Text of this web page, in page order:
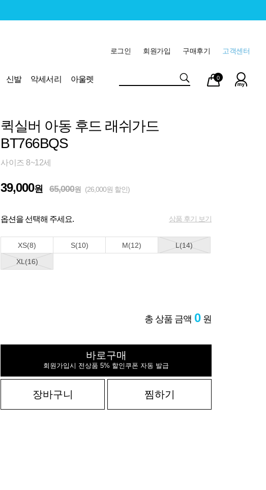
고객센터
구매후기
회원가입
로그인
신발 악세서리
아울렛
마이
페이
장바
구니
0
퀵실버 아동 후드 래쉬가드
BT766BQS
사이즈 8~12세
39,000원 65,000원 (26,000원 할인)
옵션을 선택해 주세요. 상품 후기 보기
XS(8) S(10) M(12)
L(14)
XL(16)
총 상품 금액 0 원
바로구매
회원가입시 전상품 5% 할인쿠폰 자동 발급
장바구니 찜하기